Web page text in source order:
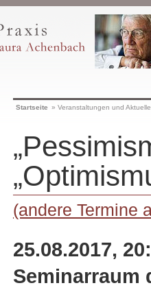
Startseite » Veranstaltungen und
(andere Termine
25.08.2017,
Seminarraum